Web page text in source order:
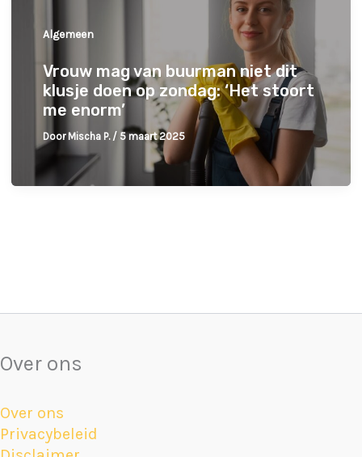
Algemeen
Vrouw mag van buurman niet dit
klusje doen op zondag: ‘Het stoort
me enorm’
Door Mischa P. / 5 maart 2025
Over ons
Over ons
Privacybeleid